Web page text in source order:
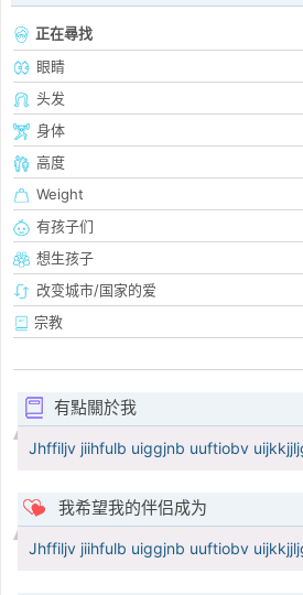
正在尋找
眼睛
头发
身体
高度
Weight
有孩子们
想生孩子
改变城市/国家的爱
宗教
有點關於我
Jhffiljv jiihfulb uiggjnb uuftiobv
我希望我的伴侣成为
Jhffiljv jiihfulb uiggjnb uuftiobv